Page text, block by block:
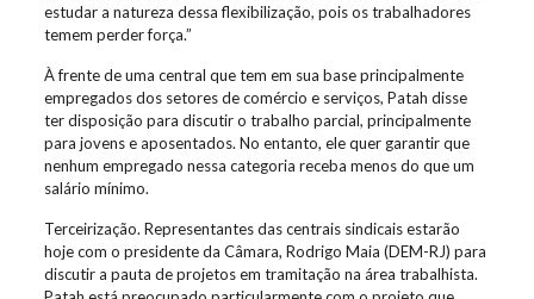
estudar a natureza dessa flexibilização, pois os trabalhadores
temem perder força.”
À frente de uma central que tem em sua base principalmente
empregados dos setores de comércio e serviços, Patah disse
ter disposição para discutir o trabalho parcial, principalmente
para jovens e aposentados. No entanto, ele quer garantir que
nenhum empregado nessa categoria receba menos do que um
salário mínimo.
Terceirização. Representantes das centrais sindicais estarão
hoje com o presidente da Câmara, Rodrigo Maia (DEM-RJ) para
discutir a pauta de projetos em tramitação na área trabalhista.